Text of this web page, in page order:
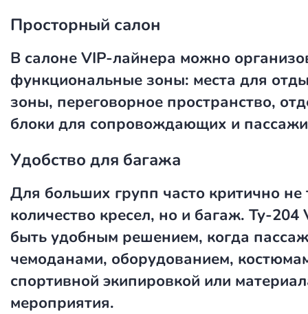
Просторный салон
В салоне VIP-лайнера можно
функциональные зоны: места для
зоны, переговорное пространство,
блоки для сопровождающих и
Удобство для багажа
Для больших групп часто критично не
количество кресел, но и багаж. Ту-204
быть удобным решением, когда
чемоданами, оборудованием,
спортивной экипировкой или
мероприятия.